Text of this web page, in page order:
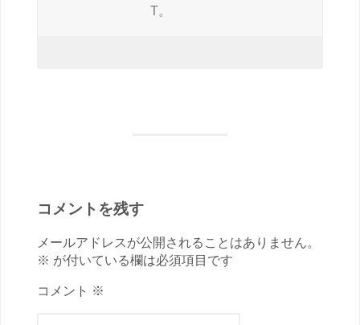
T。
コメントを残す
メールアドレスが公開されることはありません。
※ が付いている欄は必須項目です
コメント ※